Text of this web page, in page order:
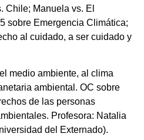
Chile; Manuela vs. El
sobre Emergencia Climática;
al cuidado, a ser cuidado y
medio ambiente, al clima
ambiental. OC sobre
de las personas
Profesora: Natalia
del Externado).